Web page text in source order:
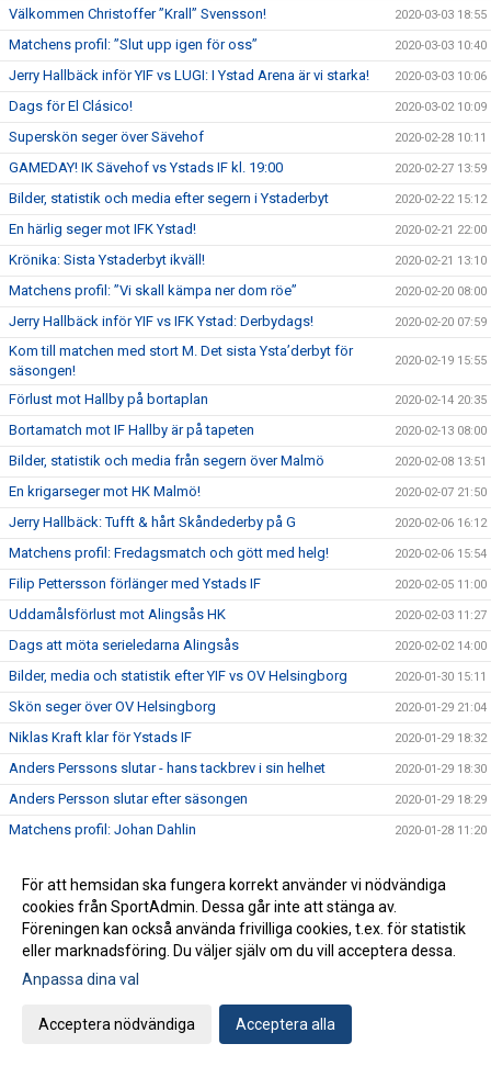
Välkommen Christoffer ”Krall” Svensson! 2020-03-03 18:55
Matchens profil: ”Slut upp igen för oss” 2020-03-03 10:40
Jerry Hallbäck inför YIF vs LUGI: I Ystad Arena är vi starka! 2020-03-03 10:06
Dags för El Clásico! 2020-03-02 10:09
Superskön seger över Sävehof 2020-02-28 10:11
GAMEDAY! IK Sävehof vs Ystads IF kl. 19:00 2020-02-27 13:59
Bilder, statistik och media efter segern i Ystaderbyt 2020-02-22 15:12
En härlig seger mot IFK Ystad! 2020-02-21 22:00
Krönika: Sista Ystaderbyt ikväll! 2020-02-21 13:10
Matchens profil: ”Vi skall kämpa ner dom röe” 2020-02-20 08:00
Jerry Hallbäck inför YIF vs IFK Ystad: Derbydags! 2020-02-20 07:59
Kom till matchen med stort M. Det sista Ysta’derbyt för
säsongen!
2020-02-19 15:55
Förlust mot Hallby på bortaplan 2020-02-14 20:35
Bortamatch mot IF Hallby är på tapeten 2020-02-13 08:00
Bilder, statistik och media från segern över Malmö 2020-02-08 13:51
En krigarseger mot HK Malmö! 2020-02-07 21:50
Jerry Hallbäck: Tufft & hårt Skåndederby på G 2020-02-06 16:12
Matchens profil: Fredagsmatch och gött med helg! 2020-02-06 15:54
Filip Pettersson förlänger med Ystads IF 2020-02-05 11:00
Uddamålsförlust mot Alingsås HK 2020-02-03 11:27
Dags att möta serieledarna Alingsås 2020-02-02 14:00
Bilder, media och statistik efter YIF vs OV Helsingborg 2020-01-30 15:11
Skön seger över OV Helsingborg 2020-01-29 21:04
Niklas Kraft klar för Ystads IF 2020-01-29 18:32
Anders Perssons slutar - hans tackbrev i sin helhet 2020-01-29 18:30
Anders Persson slutar efter säsongen 2020-01-29 18:29
Matchens profil: Johan Dahlin 2020-01-28 11:20
Jerry Hallbäck inför YIF vs OV Helsingborg 2020-01-28 09:37
Herrlagets sista träningsmatch spelas imorgon 2020-01-24 15:55
Klar vinst över USA:s landslag 2020-01-24 10:49
Herrlaget möter USA:s landslag i träningsmatch
Ytterligare en skön seger över GUIF!
För att hemsidan ska fungera korrekt använder vi nödvändiga
cookies från SportAdmin. Dessa går inte att stänga av.
Föreningen kan också använda frivilliga cookies, t.ex. för statistik
eller marknadsföring. Du väljer själv om du vill acceptera dessa.
Anpassa dina val
Acceptera nödvändiga Acceptera alla